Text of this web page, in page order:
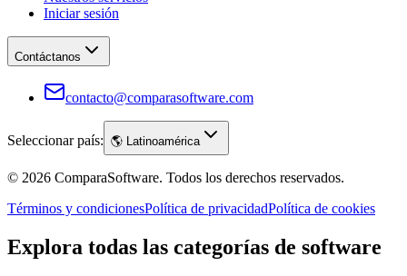
Iniciar sesión
Contáctanos
contacto@comparasoftware.com
Seleccionar país: 🌎 Latinoamérica
© 2026 ComparaSoftware. Todos los derechos reservados.
Términos y condicionesPolítica de privacidadPolítica de cookies
Explora todas las categorías de software